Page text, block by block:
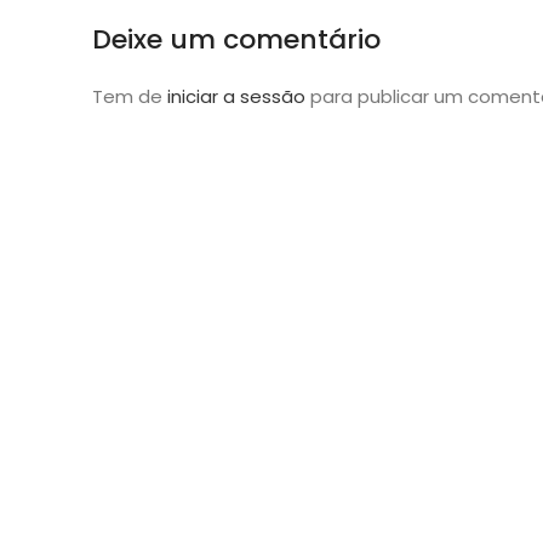
Deixe um comentário
Tem de iniciar a sessão para publicar um